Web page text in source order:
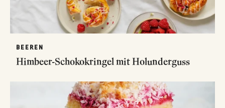
BEEREN
Himbeer-Schokokringel mit Holunderguss